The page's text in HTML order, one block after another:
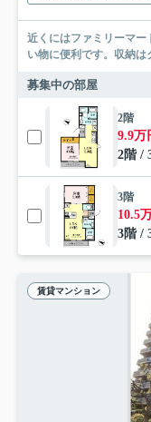
近くにはファミリーマー
い物に便利です。収納
募集中の部屋
2階
9.9万
2階 /
3階
10.5
3階 /
賃貸マンション